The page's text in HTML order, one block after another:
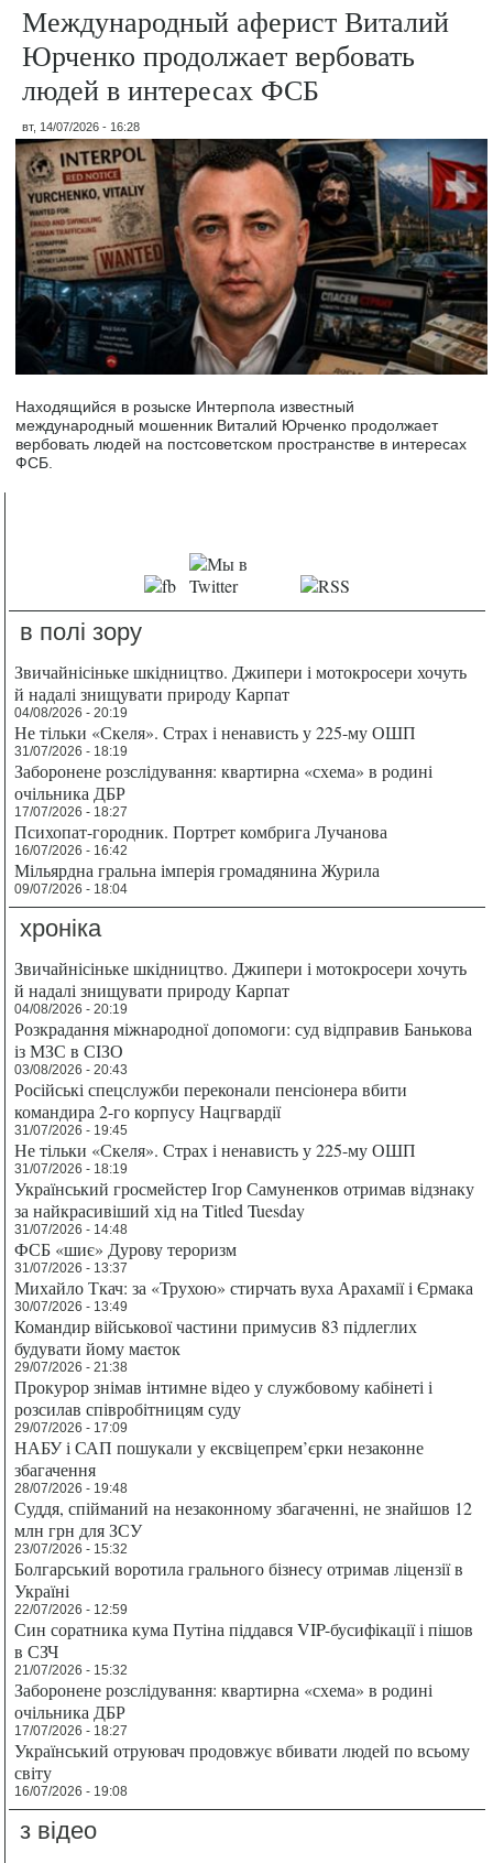
Международный аферист Виталий
Юрченко продолжает вербовать
людей в интересах ФСБ
вт, 14/07/2026 - 16:28
Находящийся в розыске Интерпола известный
международный мошенник Виталий Юрченко продолжает
вербовать людей на постсоветском пространстве в интересах
ФСБ.
в полі зору
Звичайнісіньке шкідництво. Джипери і мотокросери хочуть
й надалі знищувати природу Карпат
04/08/2026 - 20:19
Не тільки «Скеля». Страх і ненависть у 225-му ОШП
31/07/2026 - 18:19
Заборонене розслідування: квартирна «схема» в родині
очільника ДБР
17/07/2026 - 18:27
Психопат-городник. Портрет комбрига Лучанова
16/07/2026 - 16:42
Мільярдна гральна імперія громадянина Журила
09/07/2026 - 18:04
хроніка
Звичайнісіньке шкідництво. Джипери і мотокросери хочуть
й надалі знищувати природу Карпат
04/08/2026 - 20:19
Розкрадання міжнародної допомоги: суд відправив Банькова
із МЗС в СІЗО
03/08/2026 - 20:43
Російські спецслужби переконали пенсіонера вбити
командира 2-го корпусу Нацгвардії
31/07/2026 - 19:45
Не тільки «Скеля». Страх і ненависть у 225-му ОШП
31/07/2026 - 18:19
Український гросмейстер Ігор Самуненков отримав відзнаку
за найкрасивіший хід на Titled Tuesday
31/07/2026 - 14:48
ФСБ «шиє» Дурову тероризм
31/07/2026 - 13:37
Михайло Ткач: за «Трухою» стирчать вуха Арахамії і Єрмака
30/07/2026 - 13:49
Командир військової частини примусив 83 підлеглих
будувати йому маєток
29/07/2026 - 21:38
Прокурор знімав інтимне відео у службовому кабінеті і
розсилав співробітницям суду
29/07/2026 - 17:09
НАБУ і САП пошукали у ексвіцепрем’єрки незаконне
збагачення
28/07/2026 - 19:48
Суддя, спійманий на незаконному збагаченні, не знайшов 12
млн грн для ЗСУ
23/07/2026 - 15:32
Болгарський воротила грального бізнесу отримав ліцензії в
Україні
22/07/2026 - 12:59
Син соратника кума Путіна піддався VIP-бусифікації і пішов
в СЗЧ
21/07/2026 - 15:32
Заборонене розслідування: квартирна «схема» в родині
очільника ДБР
17/07/2026 - 18:27
Український отруювач продовжує вбивати людей по всьому
світу
16/07/2026 - 19:08
з відео